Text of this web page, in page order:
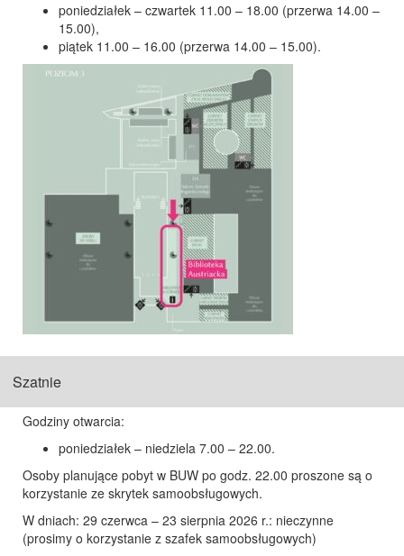
poniedziałek – czwartek 11.00 – 18.00 (przerwa 14.00 –
15.00),
piątek 11.00 – 16.00 (przerwa 14.00 – 15.00).
Szatnie
Godziny otwarcia:
poniedziałek – niedziela 7.00 – 22.00.
Osoby planujące pobyt w BUW po godz. 22.00 proszone są o
korzystanie ze skrytek samoobsługowych.
W dniach: 29 czerwca – 23 sierpnia 2026 r.: nieczynne
(prosimy o korzystanie z szafek samoobsługowych)